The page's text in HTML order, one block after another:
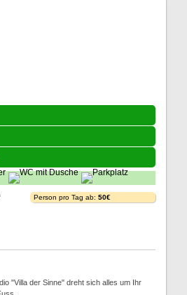
Person pro Tag ab: 50€
"Villa der Sinne" dreht sich alles um Ihr